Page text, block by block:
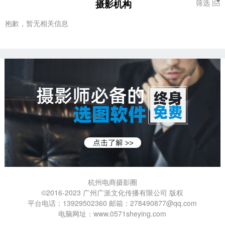
摄影机构 筛选
抱歉，暂无相关信息
杭州电商摄影圈
©2016-2023 广州广派文化传播有限公司 版权
平台电话：13929502360 邮箱：278490877@qq.com
电脑网址：www.0571sheying.com